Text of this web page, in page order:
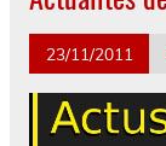
23/11/2011